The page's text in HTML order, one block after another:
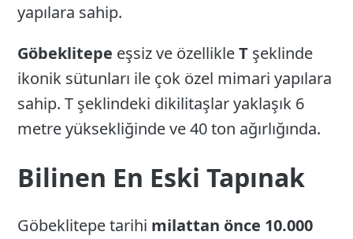
yapılara sahip.
Göbeklitepe eşsiz ve özellikleT şeklinde
ikonik sütunları ile çok özel mimari yapılara
sahip. T şeklindeki dikilitaşlar yaklaşık 6
metre yüksekliğinde ve 40 ton ağırlığında.
Bilinen En Eski Tapınak
Göbeklitepe tarihi milattan önce 10.000